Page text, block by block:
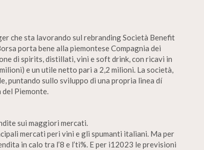
che sta lavorando sul rebranding Società Benefit
porta bene alla piemontese Compagnia dei
di spirits, distillati, vini e soft drink, con ricavi in
e un utile netto pari a 2,2 milioni. La società,
puntando sullo sviluppo di una propria linea dí
Piemonte.
sui maggiori mercati.
mercati peri vini e gli spumanti italiani. Ma per
in calo tra l’8 e l’ti%. E per i12023 le previsioni